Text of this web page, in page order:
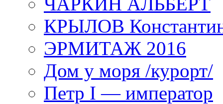
КРЫЛОВ
ЭРМИТАЖ 2016
Дом у моря /курорт/
Петр I — император